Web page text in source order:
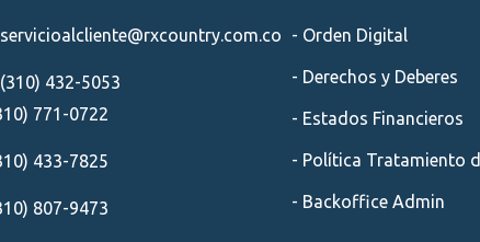
servicioalcliente@rxcountry.com.co
(310) 432-5053
771-0722
433-7825
807-9473
- Orden Digital
- Derechos y Deberes
- Estados Financieros
- Política Tratamiento
- Backoffice Admin